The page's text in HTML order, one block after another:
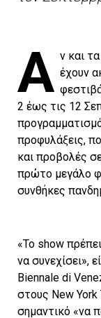
Α ν και
έχουν
2 έως τις 12
προφυλάξεις,
και προβολές
πρώτο μεγάλο
συνθήκες
«Το show
να συνεχίσει»,
Biennale di
στους New York
σημαντικό «να